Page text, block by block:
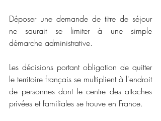
Déposer une demande de titre de séjour
ne saurait se limiter à une simple
démarche administrative.
Les décisions portant obligation de quitter
le territoire français se multiplient à l'endroit
de personnes dont le centre des attaches
privées et familiales se trouve en France.